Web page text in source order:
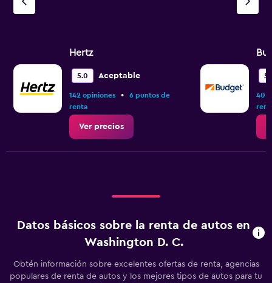
Hertz
5.0 Aceptable
142 opiniones •
6 puntos de
renta
Ver precios
5.1
40
Datos básicos sobre la renta de autos en
Washington D. C.
Obtén información sobre excelentes ofertas de renta, agencias
populares de renta de autos y los mejores tipos de autos para tu